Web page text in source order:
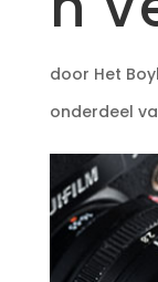
door Het
onderdeel